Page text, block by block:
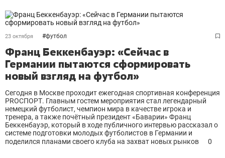
23 октября #футбол
Франц Беккенбауэр: «Сейчас в
Германии пытаются сформировать
новый взгляд на футбол»
Сегодня в Москве проходит ежегодная спортивная конференция
PROСПОРТ. Главным гостем мероприятия стал легендарный
немецкий футболист, чемпион мира в качестве игрока и
тренера, а также почётный президент «Баварии» Франц
Беккенбауэр, который в ходе публичного интервью рассказал о
системе подготовки молодых футболистов в Германии и
поделился планами своего клуба на захват новых рынков
0